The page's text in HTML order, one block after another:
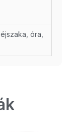
óra,